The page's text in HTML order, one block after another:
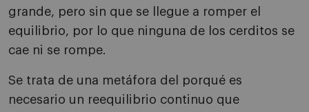
grande, pero sin que se llegue a romper el
equilibrio, por lo que ninguna de los cerditos se
cae ni se rompe.
Se trata de una metáfora del porqué es
necesario un reequilibrio continuo que